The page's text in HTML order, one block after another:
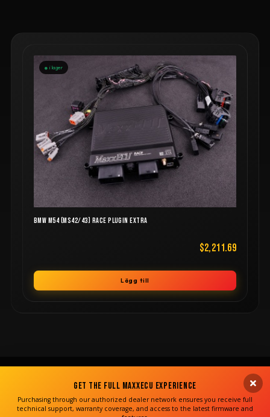
i lager
BMW M54 (MS42/43) RACE PLUGIN EXTRA
$2,211.69
Lägg till
Get the Full MaxxECU Experience
Purchasing through our authorized dealer network ensures you receive full
technical support, warranty coverage, and access to the latest firmware and